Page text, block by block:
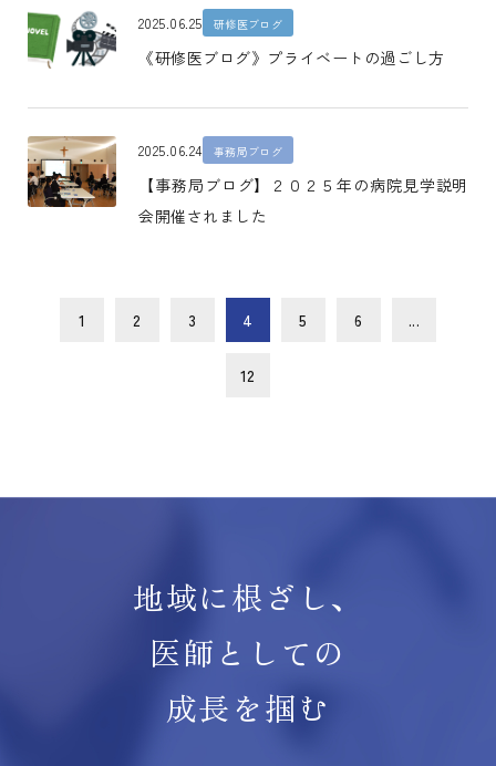
2025.06.25 研修医ブログ
《研修医ブログ》プライベートの過ごし方
2025.06.24 事務局ブログ
【事務局ブログ】２０２５年の病院見学説明
会開催されました
1 2 3 4 5 6 ...
12
地域に根ざし、
医師としての
成長を掴む